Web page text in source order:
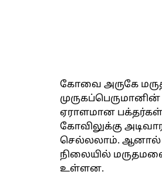
கோவை அருகே
ஏராளமான பக்தர்கள்
கோவிலுக்கு
செல்லலாம். ஆனால்
நிலையில்
உள்ளன.